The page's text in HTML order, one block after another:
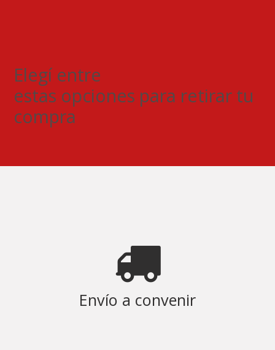
Elegí entre
estas opciones para retirar tu
compra
Envío a convenir